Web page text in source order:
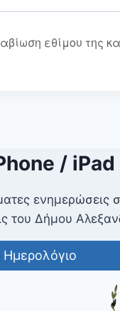
εθίμου της
/ iPad
ενημερώσεις
του Δήμου